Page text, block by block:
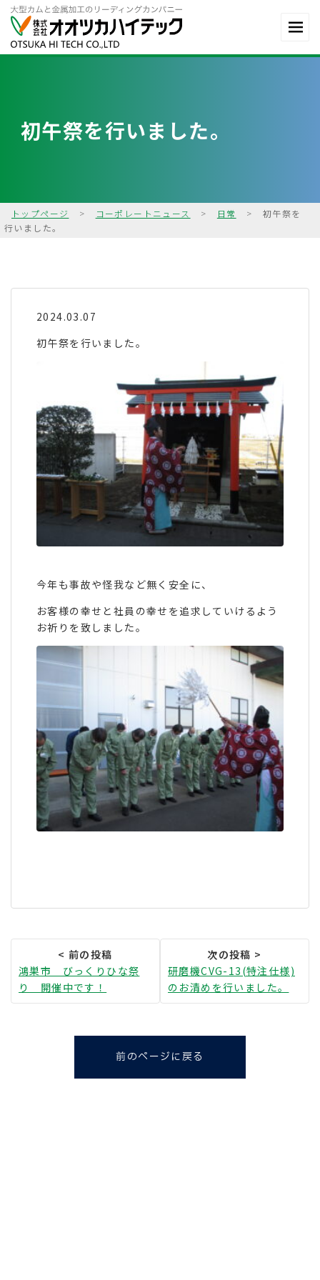
初午祭を行いました。
トップページ > コーポレートニュース > 日常 >
初午祭を
行いました。
2024.03.07
初午祭を行いました。
今年も事故や怪我など無く安全に、
お客様の幸せと社員の幸せを追求していけるよう
お祈りを致しました。
鴻巣市 びっくりひな祭
り 開催中です！
研磨機CVG-13(特注仕様)
のお清めを行いました。
前のページに戻る